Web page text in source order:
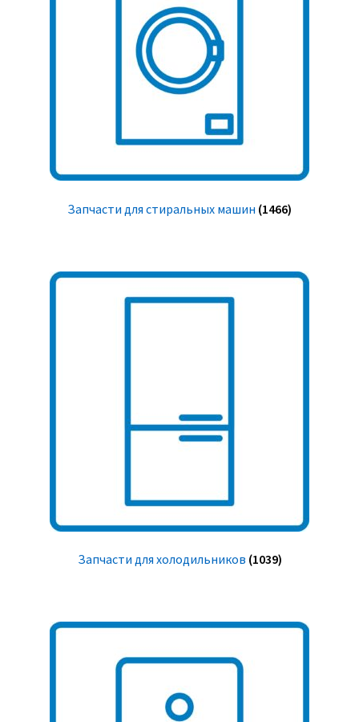
Запчасти для стиральных машин (1466)
Запчасти для холодильников (1039)